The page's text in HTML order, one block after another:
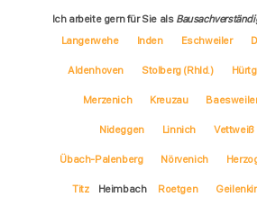
Ich arbeite gern für Sie als
Langerwehe
Inden Eschweiler
Aldenhoven Stolberg (Rhld.)
Merzenich Kreuzau
Nideggen Linnich Vettweiß
Übach-Palenberg Nörvenich
Titz Heimbach Roetgen